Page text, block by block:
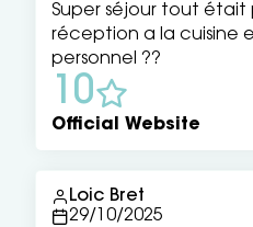
Super séjour tout
réception a la cuisine
personnel ??
10
Official Website
Loic Bret
29/10/2025